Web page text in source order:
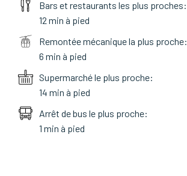
Bars et restaurants les plus proches:
12 min à pied
Remontée mécanique la plus proche:
6 min à pied
Supermarché le plus proche:
14 min à pied
Arrêt de bus le plus proche:
1 min à pied